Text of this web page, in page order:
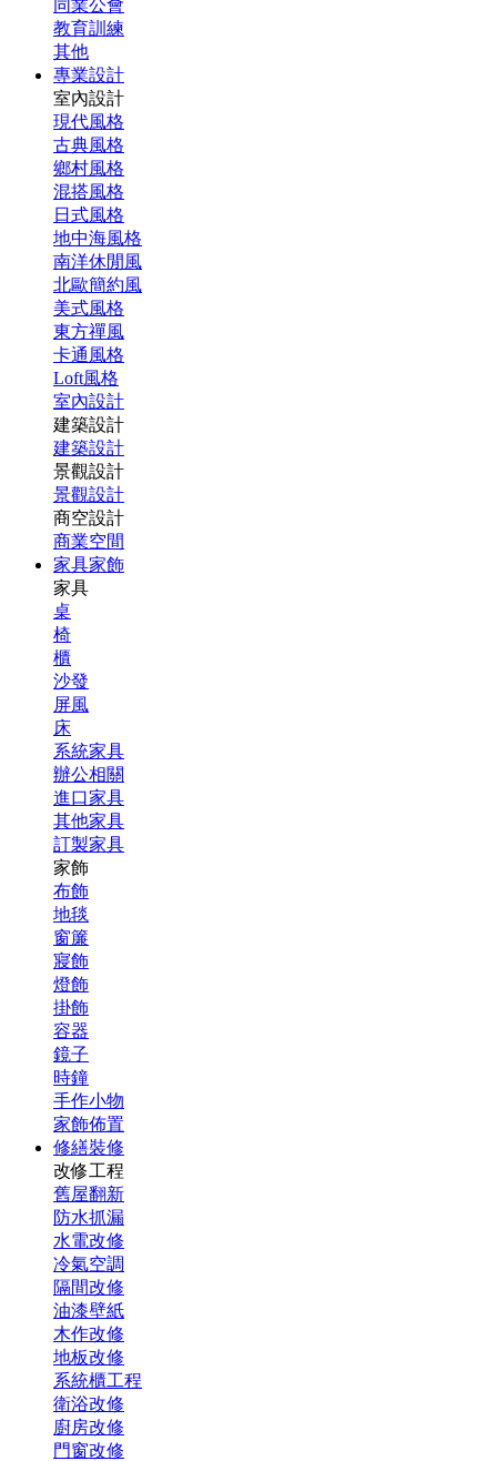
同業公會
教育訓練
其他
專業設計
室內設計
現代風格
古典風格
鄉村風格
混搭風格
日式風格
地中海風格
南洋休閒風
北歐簡約風
美式風格
東方禪風
卡通風格
Loft風格
室內設計
建築設計
建築設計
景觀設計
景觀設計
商空設計
商業空間
家具家飾
家具
桌
椅
櫃
沙發
屏風
床
系統家具
辦公相關
進口家具
其他家具
訂製家具
家飾
布飾
地毯
窗簾
寢飾
燈飾
掛飾
容器
鏡子
時鐘
手作小物
家飾佈置
修繕裝修
改修工程
舊屋翻新
防水抓漏
水電改修
冷氣空調
隔間改修
油漆壁紙
木作改修
地板改修
系統櫃工程
衛浴改修
廚房改修
門窗改修